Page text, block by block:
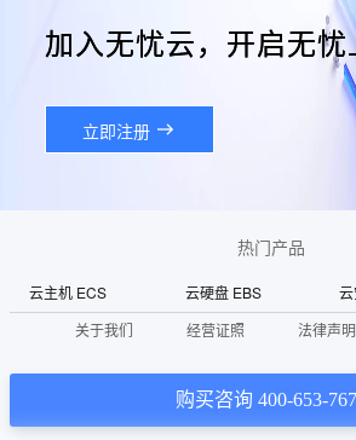
加入无忧云，开启无忧
立即注册
热门产品
云主机 ECS 云硬盘 EBS
关于我们
经营证照 法律声明
购买咨询 400-653-